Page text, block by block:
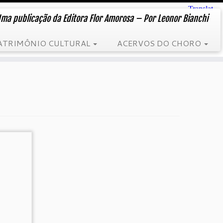
publicação da Editora Flor Amorosa – Por Leonor Bianchi
CULTURAL ACERVOS DO CHORO